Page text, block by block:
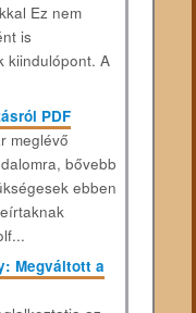
Ez nem
is
kiindulópont. A
PDF
meglévő
bővebb
ebben
Megváltott a